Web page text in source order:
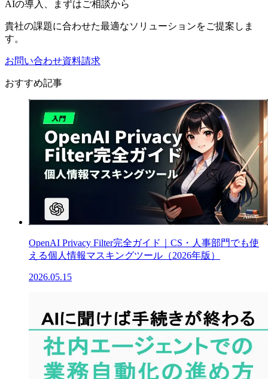
AIの導入、まずはご相談から
貴社の課題に合わせた最適なソリューションをご提案しま
す。
お問い合わせ資料請求
おすすめ記事
OpenAI Privacy Filter完全ガイド｜CS・人事部門でも使
える個人情報マスキングツール（2026年版）
2026.05.15